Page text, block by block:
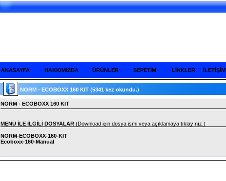
ANASAYFA HAKKIMIZDA ÜRÜNLER SEPETİM LİNKLER İLETİŞİM
NORM - ECOBOXX 160 KIT (5341 kez okundu.)
NORM - ECOBOXX 160 KIT
MENÜ İLE İLGİLİ DOSYALAR (Download için dosya ismi veya açıklamaya tıklayınız.)
NORM-ECOBOXX-160-KIT
Ecoboxx-160-Manual